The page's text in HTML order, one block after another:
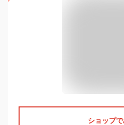
ショップ